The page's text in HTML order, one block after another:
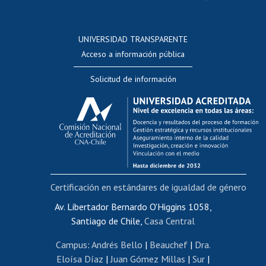
Evaluación docente
Calificación académica
Postulación al AUCAI
Funcionarias/os
Cursos internos de capacitación
Bienestar del personal
Portal de movilidad interna
Certificado de renta
Certificado de renta honorarios
Editar páginas blancas
UNIVERSIDAD TRANSPARENTE
Acceso a información pública
Solicitud de información
Av. Libertador Bernardo O'Higgins 1058,
Santiago de Chile, Casa Central
Campus: Andrés Bello | Beauchef| Dra.
Eloísa Díaz | Juan Gómez Millas | Sur |
Certificación en estándares de igualdad de género